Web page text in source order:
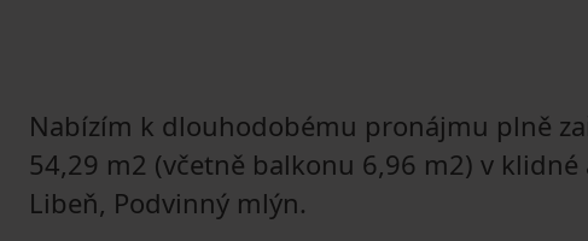
Nabízím k dlouhodobému pronájmu plně
54,29 m2 (včetně balkonu 6,96 m2) v klidné
Libeň, Podvinný mlýn.